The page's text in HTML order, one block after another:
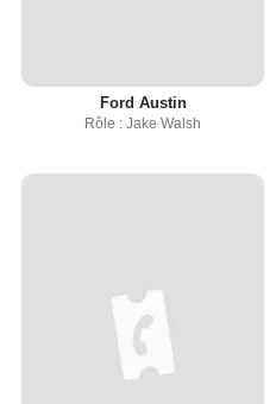
Ford Austin
Rôle : Jake Walsh